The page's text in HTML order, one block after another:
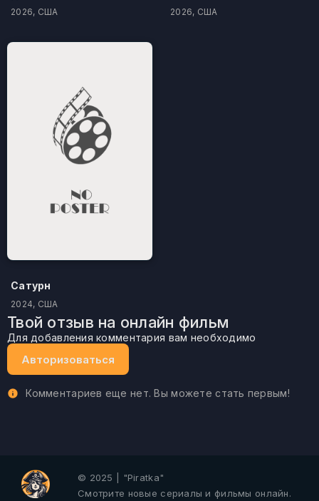
2026, США 2026, США
Сатурн
2024, США
Твой отзыв на онлайн фильм
Для добавления комментария вам необходимо
Авторизоваться
Комментариев еще нет. Вы можете стать первым!
© 2025 | "Piratka"
Смотрите новые сериалы и фильмы онлайн.